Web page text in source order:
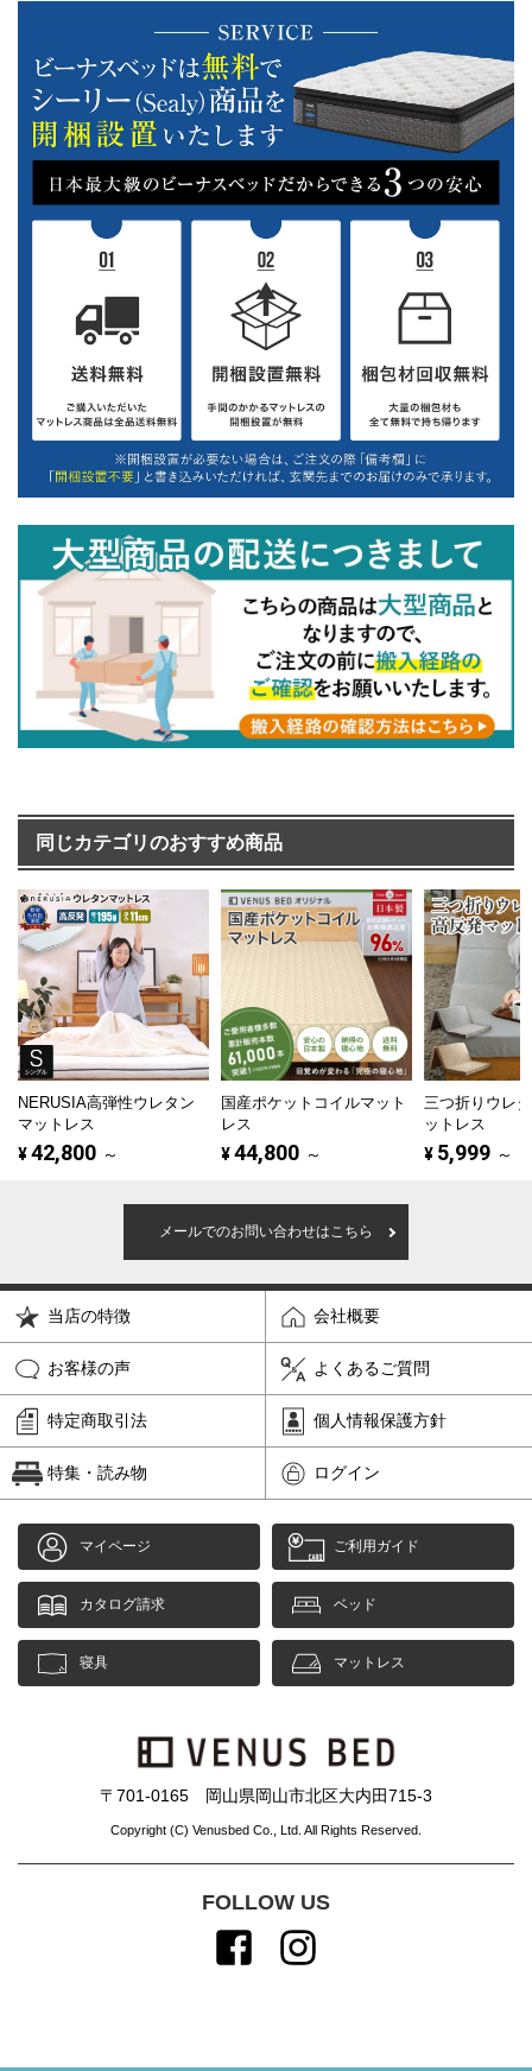
同じカテゴリのおすすめ商品
NERUSIA高弾性ウレタン
マットレス
¥42,800 ～
国産ポケットコイルマット
レス
¥44,800 ～
三つ折りウレ
ットレス
¥ 5,999 ～
メールでのお問い合わせはこちら
当店の特徴 会社概要
お客様の声 よくあるご質問
特定商取引法 個人情報保護方針
特集・読み物 ログイン
マイページ ご利用ガイド
カタログ請求 ベッド
寝具 マットレス
〒701-0165 岡山県岡山市北区大内田715-3
Copyright (C) Venusbed Co., Ltd. All Rights Reserved.
FOLLOW US